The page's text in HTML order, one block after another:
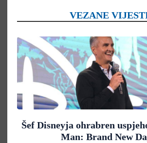
VEZANE
Šef Disneyja ohrabren
Man: Brand New